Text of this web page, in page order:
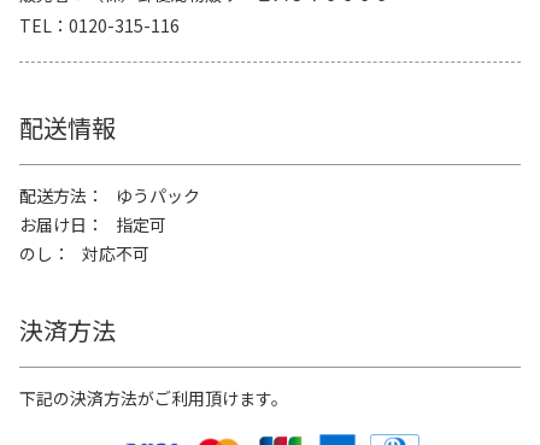
TEL
0120-315-116
配送情報
配送方法
ゆうパック
お届け日
指定可
のし
対応不可
決済方法
下記の決済方法がご利用頂けます。